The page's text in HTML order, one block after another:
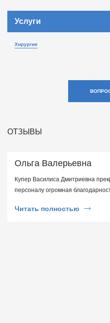
Услуги
Хирургия
ОТЗЫВЫ
Ольга Валерьевна
Купер Василиса Дмитриевна
персоналу огромная
Читать полностью